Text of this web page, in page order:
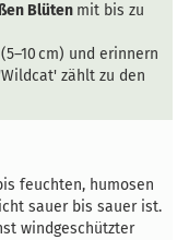
Blüten mit bis zu
cm) und erinnern
zählt zu den
feuchten, humosen
sauer bis sauer ist.
windgeschützter